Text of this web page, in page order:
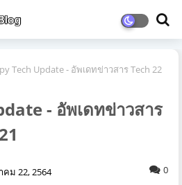
Tech Update - อัพเดทข่าวสาร Tech 22
- อัพเดทข่าวสาร
คม 22, 2564 0